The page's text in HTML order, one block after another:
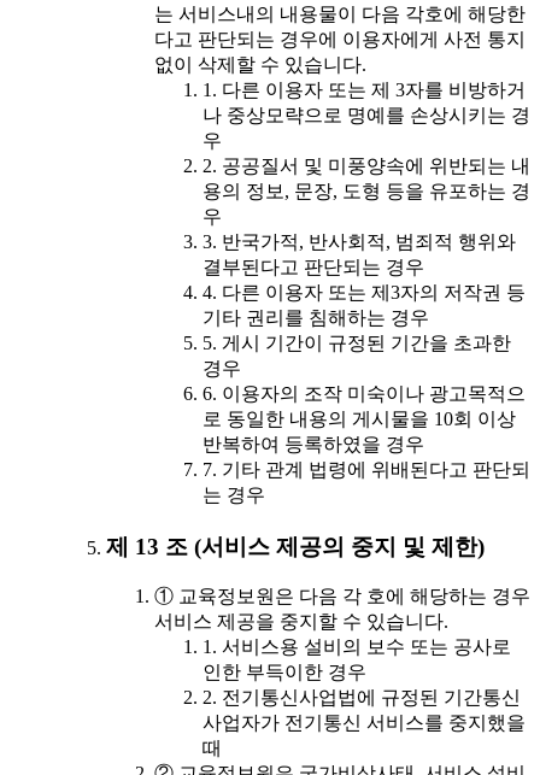
는 서비스내의 내용물이 다음 각호에 해당한
다고 판단되는 경우에 이용자에게 사전 통지
없이 삭제할 수 있습니다.
1. 다른 이용자 또는 제 3자를 비방하거
나 중상모략으로 명예를 손상시키는 경
우
2. 공공질서 및 미풍양속에 위반되는 내
용의 정보, 문장, 도형 등을 유포하는 경
우
3. 반국가적, 반사회적, 범죄적 행위와
결부된다고 판단되는 경우
4. 다른 이용자 또는 제3자의 저작권 등
기타 권리를 침해하는 경우
5. 게시 기간이 규정된 기간을 초과한
경우
6. 이용자의 조작 미숙이나 광고목적으
로 동일한 내용의 게시물을 10회 이상
반복하여 등록하였을 경우
7. 기타 관계 법령에 위배된다고 판단되
는 경우
제 13 조 (서비스 제공의 중지 및 제한)
① 교육정보원은 다음 각 호에 해당하는 경우
서비스 제공을 중지할 수 있습니다.
1. 서비스용 설비의 보수 또는 공사로
인한 부득이한 경우
2. 전기통신사업법에 규정된 기간통신
사업자가 전기통신 서비스를 중지했을
때